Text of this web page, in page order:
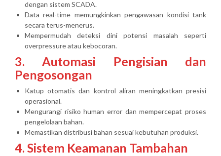
dengan sistem SCADA.
Data real-time memungkinkan pengawasan kondisi tank
secara terus-menerus.
Mempermudah deteksi dini potensi masalah seperti
overpressure atau kebocoran.
3. Automasi Pengisian dan
Pengosongan
Katup otomatis dan kontrol aliran meningkatkan presisi
operasional.
Mengurangi risiko human error dan mempercepat proses
pengelolaan bahan.
Memastikan distribusi bahan sesuai kebutuhan produksi.
4. Sistem Keamanan Tambahan